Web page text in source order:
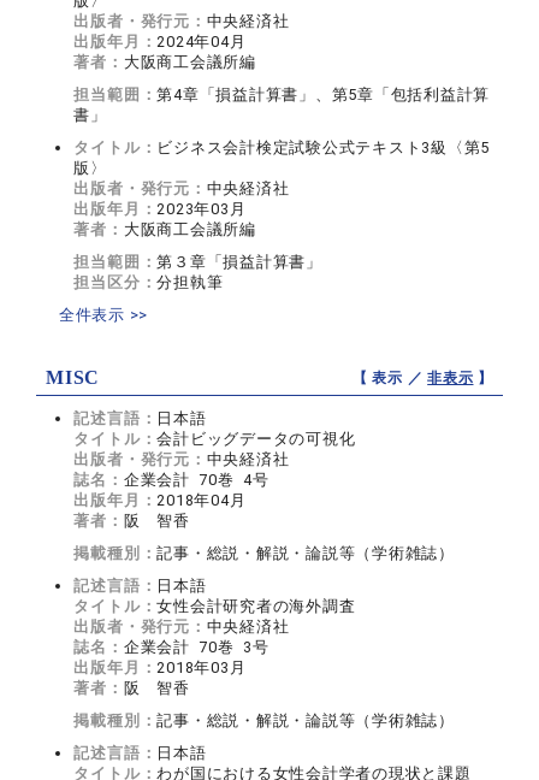
出版者・発行元： 中央経済社
出版年月： 2024年04月
著者： 大阪商工会議所編
担当範囲：第4章「損益計算書」、第5章「包括利益計算
書」
タイトル： ビジネス会計検定試験公式テキスト3級〈第5
版〉
出版者・発行元： 中央経済社
出版年月： 2023年03月
著者： 大阪商工会議所編
担当範囲：第３章「損益計算書」
担当区分：分担執筆
全件表示 >>
MISC 【 表示 ／非表示 】
記述言語： 日本語
タイトル：会計ビッグデータの可視化
出版者・発行元： 中央経済社
誌名： 企業会計 70巻 4号
出版年月： 2018年04月
著者： 阪 智香
掲載種別：記事・総説・解説・論説等（学術雑誌）
記述言語： 日本語
タイトル：女性会計研究者の海外調査
出版者・発行元： 中央経済社
誌名： 企業会計 70巻 3号
出版年月： 2018年03月
著者： 阪 智香
掲載種別：記事・総説・解説・論説等（学術雑誌）
記述言語： 日本語
タイトル： わが国における女性会計学者の現状と課題